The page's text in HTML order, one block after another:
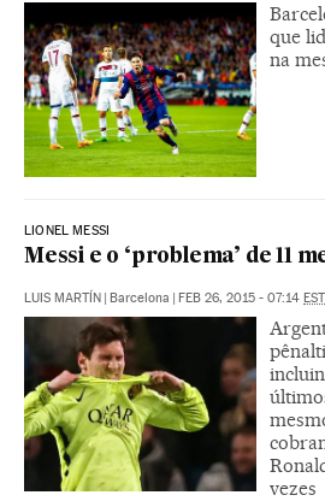
que
na
LIONEL MESSI
Messi e o ‘problema’ de 11
LUIS MARTÍN | Barcelona | FEB 26, 2015 - 07:14 EST
vezes